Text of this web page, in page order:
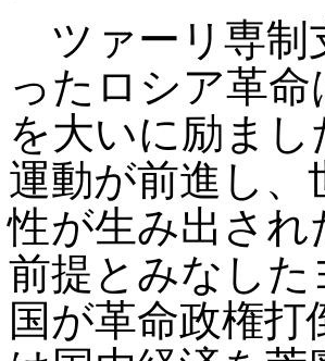
ツァーリ専制
ったロシア革
を大いに励ま
運動が前進し、
性が生み出さ
前提とみなした
国が革命政権